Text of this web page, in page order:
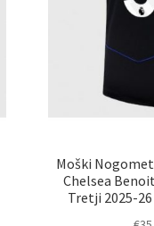
Moški
Chelsea
Tretji 2025-